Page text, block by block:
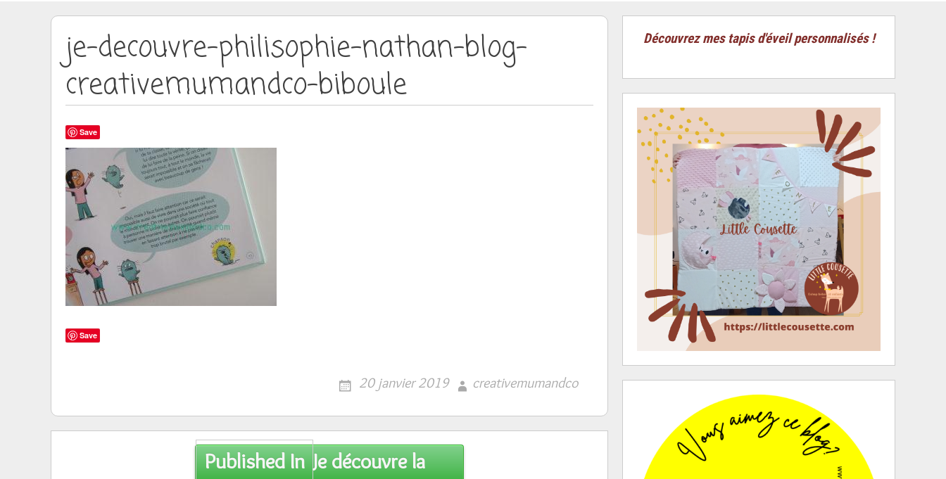
je-decouvre-philisophie-nathan-blog-
creativemumandco-biboule
Save
Save
20 janvier 2019 creativemumandco
Published In Je découvre la
Découvrez mes tapis d'éveil personnalisés !